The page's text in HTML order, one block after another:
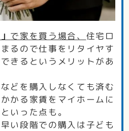
で家を買う場合、 住宅ロ
るので仕事をリタイヤす
きるというメリットがあ
どを購入しなくても済む
かる家賃をマイホームに
いった点も。
い段階での購入は子ども